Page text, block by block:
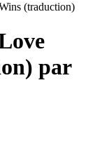
(traduction)
par